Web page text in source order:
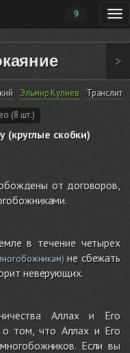
9
>
(8 шт.)
Эльмир Кулиев Транслит
(круглые скобки)
от договоров,
в течение четырех
не сбежать
неверующих.
Аллах и Его
о том, что Аллах и Его
Если вы